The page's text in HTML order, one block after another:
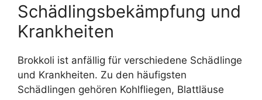
Schädlingsbekämpfung und
Krankheiten
Brokkoli ist anfällig für verschiedene Schädlinge
und Krankheiten. Zu den häufigsten
Schädlingen gehören Kohlfliegen, Blattläuse